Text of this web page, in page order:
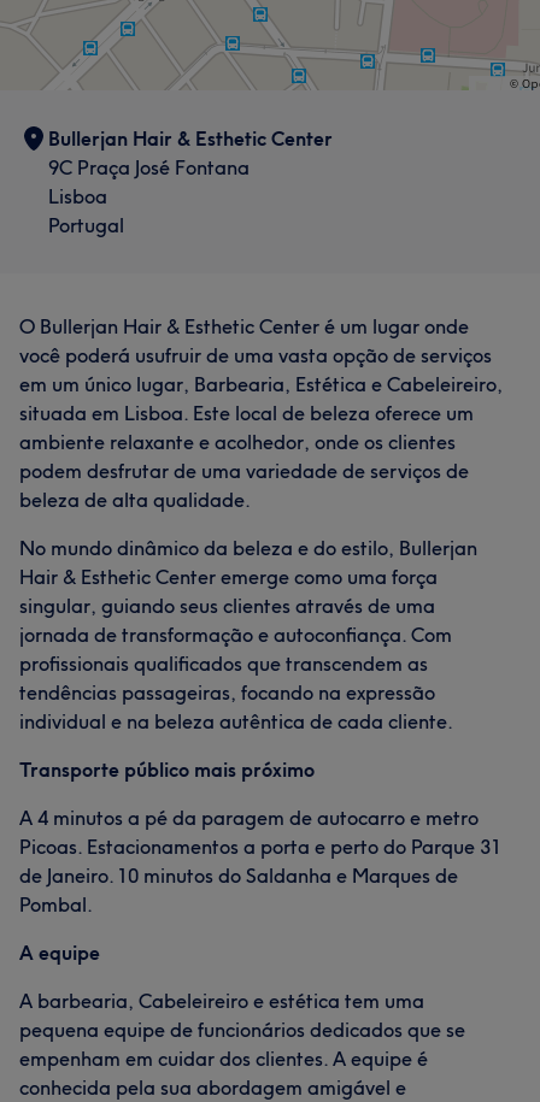
capilar e garantem a saúde e o brilho dos fios. Minha
missão é oferecer não apenas um serviço de beleza,
mas também uma experiência única para cada cliente,
Serviços
Massagem
Cabeleireiro e Salão de Cabeleireiro
Portfólio
Bullerjan Hair & Esthetic Center
9C Praça José Fontana
Lisboa
Portugal
O Bullerjan Hair & Esthetic Center é um lugar onde
você poderá usufruir de uma vasta opção de serviços
em um único lugar, Barbearia, Estética e Cabeleireiro,
situada em Lisboa. Este local de beleza oferece um
ambiente relaxante e acolhedor, onde os clientes
podem desfrutar de uma variedade de serviços de
beleza de alta qualidade.
No mundo dinâmico da beleza e do estilo, Bullerjan
Hair & Esthetic Center emerge como uma força
singular, guiando seus clientes através de uma
jornada de transformação e autoconfiança. Com
profissionais qualificados que transcendem as
tendências passageiras, focando na expressão
individual e na beleza autêntica de cada cliente.
Transporte público mais próximo
A 4 minutos a pé da paragem de autocarro e metro
Picoas. Estacionamentos a porta e perto do Parque 31
de Janeiro. 10 minutos do Saldanha e Marques de
Pombal.
A equipe
A barbearia, Cabeleireiro e estética tem uma
pequena equipe de funcionários dedicados que se
empenham em cuidar dos clientes. A equipe é
conhecida pela sua abordagem amigável e